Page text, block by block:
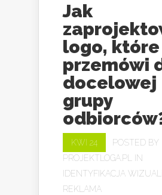
Jak
logo, które
przemówi
docelowej
grupy
KWI 24
POSTED BY
PROJEKTLOGA.PL
IN
IDENTYFIKACJA
REKLAMA